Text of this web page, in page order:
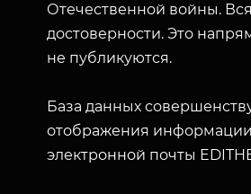
Отечественной войны.
достоверности. Это
не публикуются.
База данных
отображения информации
электронной почты